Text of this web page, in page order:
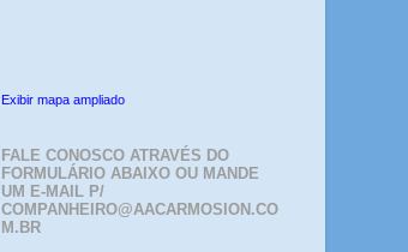
Exibir mapa ampliado
FALE CONOSCO ATRAVÉS DO
FORMULÁRIO ABAIXO OU MANDE
UM E-MAIL P/
COMPANHEIRO@AACARMOSION.CO
M.BR